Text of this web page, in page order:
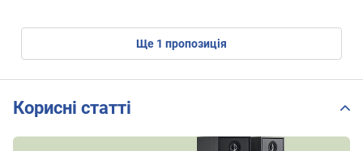
ще 1 пропозиція
Корисні статті